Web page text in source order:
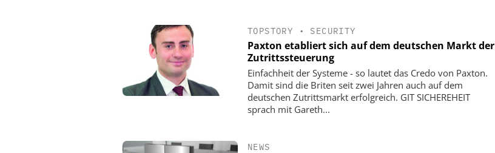
TOPSTORY • SECURITY
Paxton etabliert sich auf dem deutschen Markt der
Zutrittssteuerung
Einfachheit der Systeme - so lautet das Credo von Paxton.
Damit sind die Briten seit zwei Jahren auch auf dem
deutschen Zutrittsmarkt erfolgreich. GIT SICHEREHEIT
sprach mit Gareth...
NEWS